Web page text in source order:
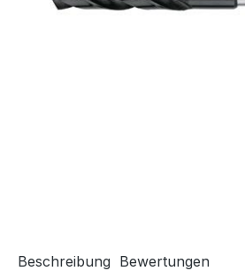
Beschreibung Bewertungen